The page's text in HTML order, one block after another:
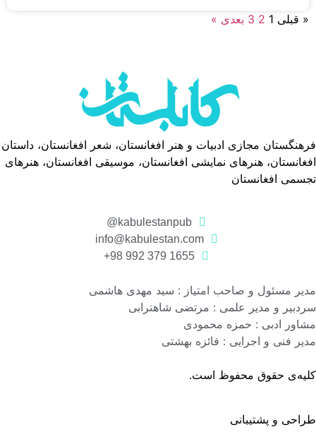
« قبلی 1
2
3 بعدی »
فرهنگستان مجازی ادبیات و هنر افغانستان، شعر افغانستان، داستان
افغانستان، هنرهای نمایشی افغانستان، موسیقی افغانستان، هنرهای
تجسمی افغانستان
kabulestanpub@
info@kabulestan.com
1655 379 992 98+
مدیر مسئول و صاحب امتیاز : سید مهدی هاشمی
سردبیر و مدیر علمی : مرتضی شاهترابی
مشاور ادبی : حمزه محمودی
مدیر فنی و اجرایی : فائزه بهشتی
کلیه‌ی حقوق محفوظ است.
طراحی و پشتیبانی